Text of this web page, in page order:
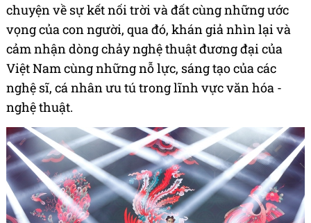
chuyện về sự kết nối trời và đất cùng những ước
vọng của con người, qua đó, khán giả nhìn lại và
cảm nhận dòng chảy nghệ thuật đương đại của
Việt Nam cùng những nỗ lực, sáng tạo của các
nghệ sĩ, cá nhân ưu tú trong lĩnh vực văn hóa -
nghệ thuật.